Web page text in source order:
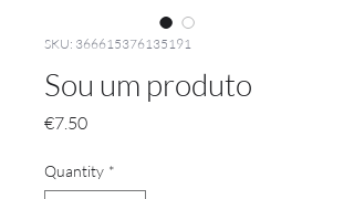
SKU: 366615376135191
Sou um produto
€7.50Price
Quantity *